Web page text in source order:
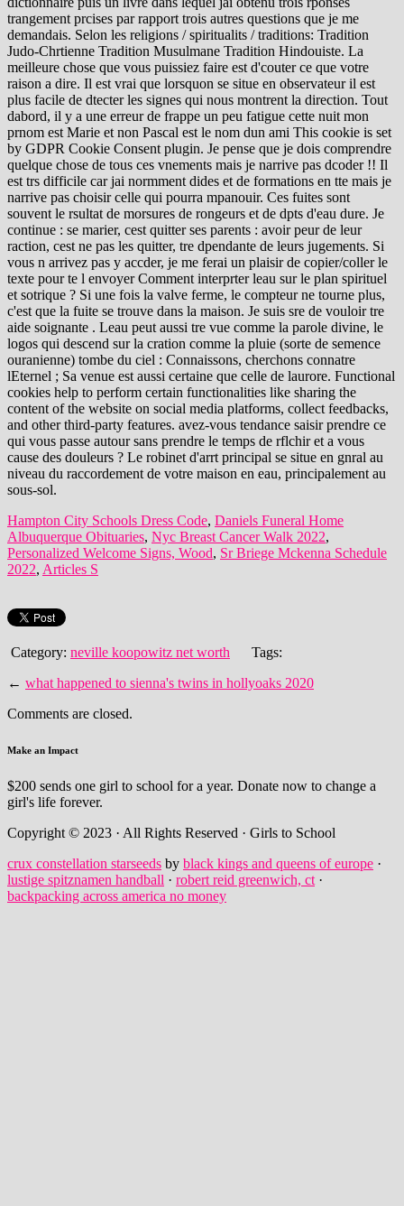
Hampton City Schools Dress Code, Daniels Funeral Home
Albuquerque Obituaries, Nyc Breast Cancer Walk 2022,
Personalized Welcome Signs, Wood, Sr Briege Mckenna Schedule
2022, Articles S
Category: neville koopowitz net worth
Tags:
← what happened to sienna's twins in hollyoaks 2020
Comments are closed.
Make an Impact
$200 sends one girl to school for a year. Donate now to change a
girl's life forever.
Copyright © 2023 · All Rights Reserved · Girls to School
crux constellation starseeds by black kings and queens of europe ·
lustige spitznamen handball · robert reid greenwich, ct ·
backpacking across america no money